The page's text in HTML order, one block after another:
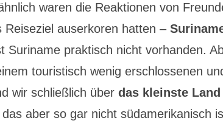
waren die Reaktionen von
Reiseziel auserkoren hatten –
Suriname praktisch nicht vorhanden.
touristisch wenig erschlossenen
wir schließlich über das kleinste
aber so gar nicht südamerikanisch